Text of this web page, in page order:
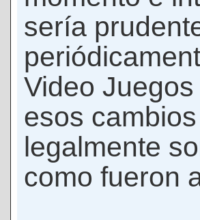
sería
Video
esos
legalmente
como fueron